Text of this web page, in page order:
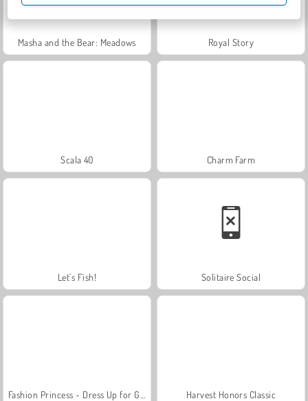
Masha and the Bear: Meadows Royal Story
Scala 40 Charm Farm
Let's Fish! Solitaire Social
Harvest Honors Classic